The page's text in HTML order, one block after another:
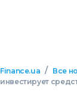
Finance.ua / Все
инвестирует